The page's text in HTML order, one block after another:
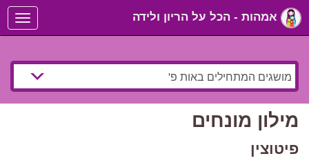
Toggle
navigation
מילון מונחים
פיטוצין